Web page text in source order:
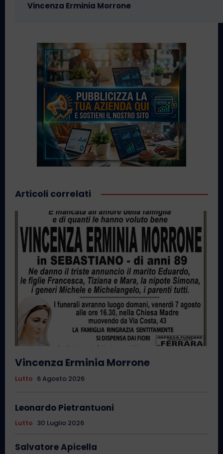
Vincenza Erminia Morrone
Articoli correlati
Vincenza Erminia Morrone
Lutto 6 Agosto 2026
Leonardo Pietrantuoni
Lutto 30 Luglio 2026
Salvatore Apicella